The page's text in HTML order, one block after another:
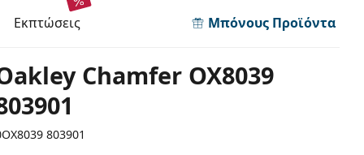
εκπτώσεις Μπόνους Προϊόντα
Chamfer OX8039
803901